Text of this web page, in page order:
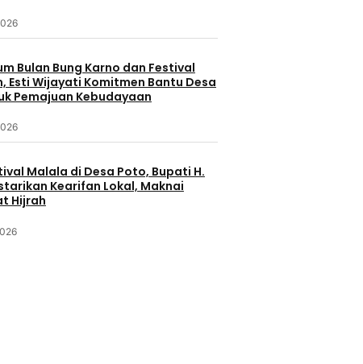
Bulan Bung Karno dan Festival
Esti Wijayati Komitmen Bantu Desa
Pemajuan Kebudayaan
Malala di Desa Poto, Bupati H.
Kearifan Lokal, Maknai
Hijrah